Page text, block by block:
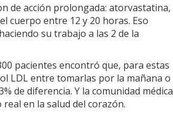
de acción prolongada: atorvastatina,
cuerpo entre 12 y 20 horas. Eso
su trabajo a las 2 de la
pacientes encontró que, para estas
LDL entre tomarlas por la mañana o
de diferencia. Y la comunidad médica
en la salud del corazón.